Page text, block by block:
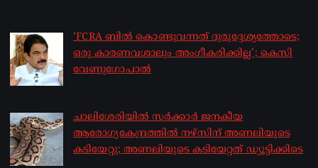
‘FCRA ബിൽ കൊണ്ടുവന്നത് ദുരുദ്ദേശ്യത്തോടെ;
ഒരു കാരണവശാലും അം​ഗീകരിക്കില്ല’; കെസി
വേണു​ഗോപാൽ
ചാലിശേരിയില്‍ സര്‍ക്കാര്‍ ജനകീയ
ആരോഗ്യകേന്ദ്രത്തില്‍ നഴ്സിന് അണലിയുടെ
കടിയേറ്റു; അണലിയുടെ കടിയേറ്റത് ഡ്യൂട്ടിക്കിടെ